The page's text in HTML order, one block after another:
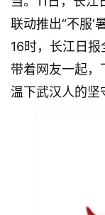
联动推出“不服‘
16时，长江日报
带着网友一起
温下武汉人的坚